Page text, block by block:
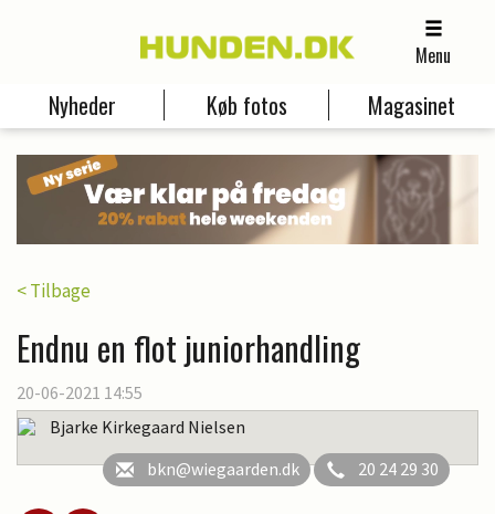
Menu
Nyheder Køb fotos Magasinet
< Tilbage
Endnu en flot juniorhandling
20-06-2021 14:55
Bjarke Kirkegaard Nielsen
bkn@wiegaarden.dk
20 24 29 30